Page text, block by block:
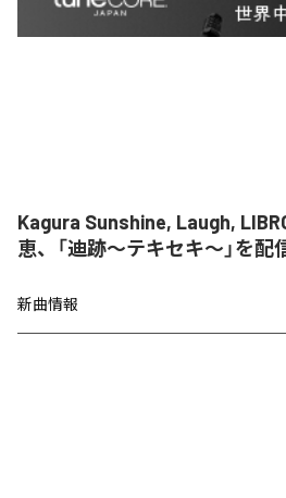
Kagura Sunshine, Laugh,
恵、「迪跡〜テキセキ〜」を配
新曲情報